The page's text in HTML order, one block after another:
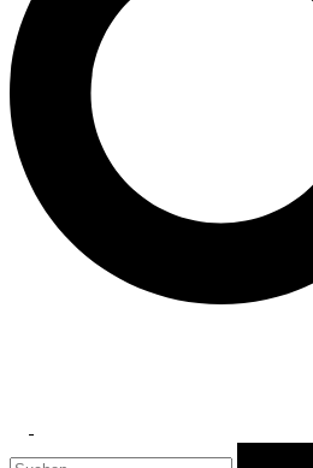
menu
Suchen